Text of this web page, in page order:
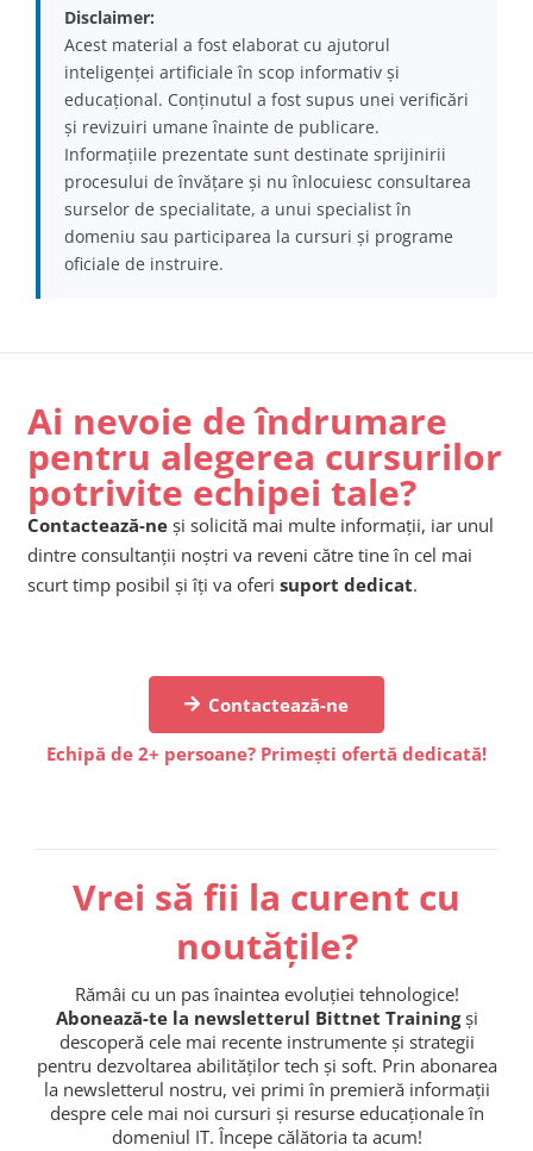
Disclaimer:
Acest material a fost elaborat cu ajutorul
inteligenței artificiale în scop informativ și
educațional. Conținutul a fost supus unei verificări
și revizuiri umane înainte de publicare.
Informațiile prezentate sunt destinate sprijinirii
procesului de învățare și nu înlocuiesc consultarea
surselor de specialitate, a unui specialist în
domeniu sau participarea la cursuri și programe
oficiale de instruire.
Ai nevoie de îndrumare
pentru alegerea cursurilor
potrivite echipei tale?
Contactează-ne și solicită mai multe informații, iar unul
dintre consultanții noștri va reveni către tine în cel mai
scurt timp posibil și îți va oferi suport dedicat.
Contactează-ne
Echipă de 2+ persoane? Primești ofertă dedicată!
Vrei să fii la curent cu
noutățile?
Rămâi cu un pas înaintea evoluției tehnologice!
Abonează-te la newsletterul Bittnet Trainingși
descoperă cele mai recente instrumente și strategii
pentru dezvoltarea abilităților tech și soft. Prin abonarea
la newsletterul nostru, vei primi în premieră informații
despre cele mai noi cursuri și resurse educaționale în
domeniul IT. Începe călătoria ta acum!